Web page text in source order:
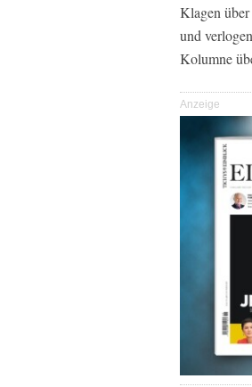
Klagen über
und
Kolumne
Anzeige